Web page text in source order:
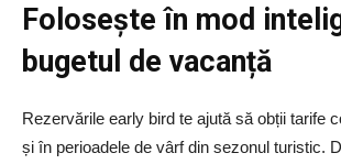
Folosește în mod
bugetul de vacanță
Rezervările early bird te ajută să obții tarife
și în perioadele de vârf din sezonul turistic.